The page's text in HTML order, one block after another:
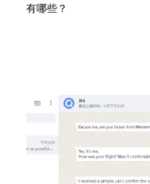
有哪些？